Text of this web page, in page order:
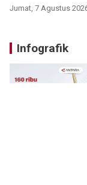
Jumat, 7 Agustus
Infografik